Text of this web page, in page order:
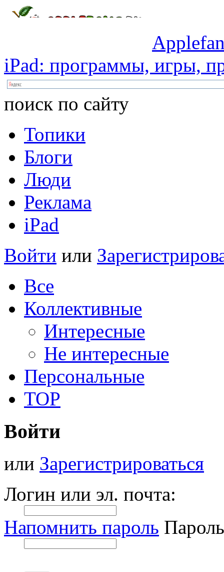
iPad: программы, игры,
поиск по сайту
Топики
Блоги
Люди
Реклама
iPad
Войти или
Все
Коллективные
Интересные
Не интересные
Персональные
TOP
Войти
или Зарегистрироваться
Логин или эл. почта:
Напомнить пароль